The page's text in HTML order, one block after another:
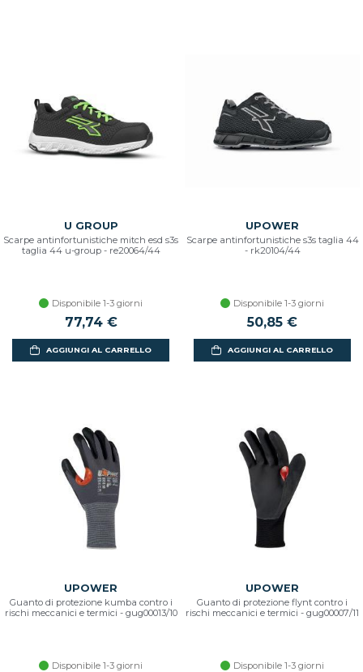
U GROUP
Scarpe antinfortunistiche mitch esd s3s
taglia 44 u-group - re20064/44
Disponibile 1-3 giorni
77,74 €
AGGIUNGI AL CARRELLO
UPOWER
Scarpe antinfortunistiche s3s taglia 44
- rk20104/44
Disponibile 1-3 giorni
50,85 €
AGGIUNGI AL CARRELLO
UPOWER
Guanto di protezione kumba contro i
rischi meccanici e termici - gug00013/10
Disponibile 1-3 giorni
UPOWER
Guanto di protezione flynt contro i
rischi meccanici e termici - gug00007/11
Disponibile 1-3 giorni